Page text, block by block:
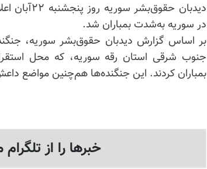
دیدبان
در سوریه به‌شدت بمباران شد.
بر اساس گزارش دیدبان حقوق‌بشر سوریه،
جنوب شرقی استان رقه سوریه، که محل
بمباران کردند. این جنگنده‌ها هم‌چنین مواضع
خبرها را از